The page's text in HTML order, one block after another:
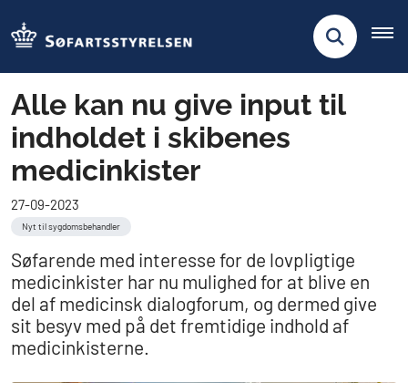
Alle kan nu give input til
indholdet i skibenes
medicinkister
27-09-2023
Nyt til sygdomsbehandler
Søfarende med interesse for de lovpligtige
medicinkister har nu mulighed for at blive en
del af medicinsk dialogforum, og dermed give
sit besyv med på det fremtidige indhold af
medicinkisterne.